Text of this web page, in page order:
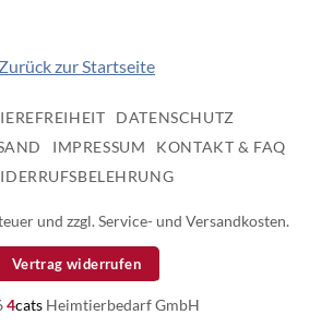
Zurück zur Startseite
DATENSCHUTZ
IMPRESSUM
KONTAKT & FAQ
und zzgl. Service- und Versandkosten.
Vertrag widerrufen
4cats Heimtierbedarf GmbH